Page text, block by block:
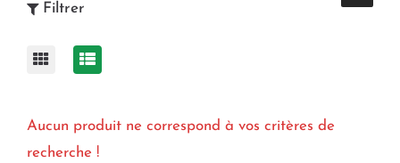
Filtrer
Aucun produit ne correspond à vos critères de
recherche !